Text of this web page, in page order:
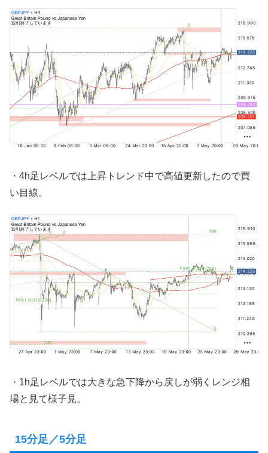
・4h足レベルでは上昇トレンド中で高値更新したので買
い目線。
・1h足レベルでは大きな急下降から戻しが弱くレンジ相
場と見て様子見。
15分足／5分足